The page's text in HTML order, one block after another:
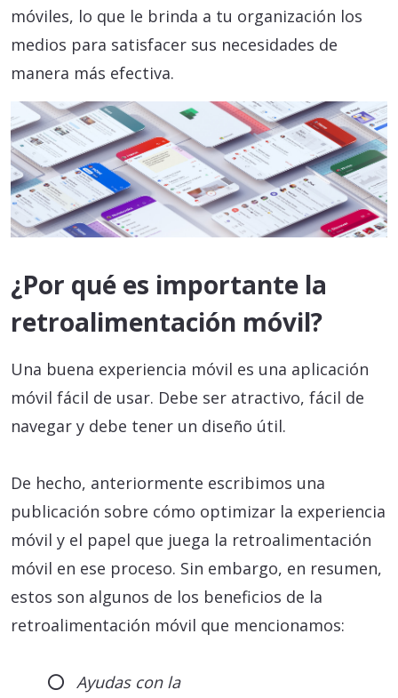
móviles, lo que le brinda a tu organización los
medios para satisfacer sus necesidades de
manera más efectiva.
¿Por qué es importante la
retroalimentación móvil?
Una buena experiencia móvil es una aplicación
móvil fácil de usar. Debe ser atractivo, fácil de
navegar y debe tener un diseño útil.
De hecho, anteriormente escribimos una
publicación sobre cómo optimizar la experiencia
móvil y el papel que juega la retroalimentación
móvil en ese proceso. Sin embargo, en resumen,
estos son algunos de los beneficios de la
retroalimentación móvil que mencionamos:
Ayudas con la